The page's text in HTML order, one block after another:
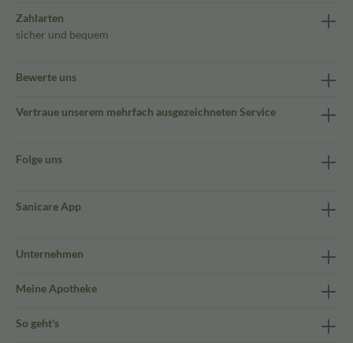
Zahlarten
sicher und bequem
Bewerte uns
Vertraue unserem mehrfach ausgezeichneten Service
Folge uns
Sanicare App
Unternehmen
Meine Apotheke
So geht's